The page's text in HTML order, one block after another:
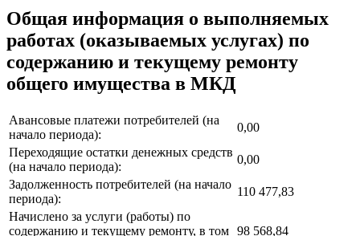
Общая информация о выполняемых
работах (оказываемых услугах) по
содержанию и текущему ремонту
общего имущества в МКД
Авансовые платежи потребителей (на
начало периода):
0,00
Переходящие остатки денежных средств
(на начало периода):
0,00
Задолженность потребителей (на начало
периода):
110 477,83
Начислено за услуги (работы) по
содержанию и текущему ремонту, в том 98 568,84